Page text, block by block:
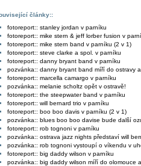
články::
fotoreport:: stanley jordan v parníku
fotoreport:: mike stern & jeff lorber fusion v
fotoreport:: mike stern band v parníku (2 v 1)
fotoreport:: steve clarke a spol. v parníku
fotoreport:: danny bryant band v parníku
pozvánka:: danny bryant band míří do ostravy
fotoreport:: marcella camargo v parníku
pozvánka:: melanie scholtz opět v ostravě!
fotoreport:: the steepwater band v parníku
fotoreport:: will bernard trio v parníku
fotoreport:: boo boo davis v parníku (2 v 1)
pozvánka:: blues boo boo davise bude další
fotoreport:: rob tognoni v parníku
pozvánka:: ostrava jazz nights představí will
pozvánka:: rob tognoni vystoupí o víkendu v
fotoreport:: big daddy wilson v parníku
pozvánka:: big daddy wilson míří do olomouce